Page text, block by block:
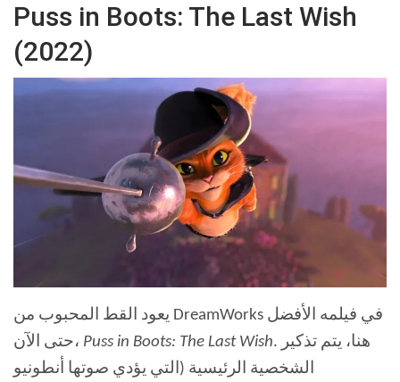
Puss in Boots: The Last Wish
(2022)
يعود القط المحبوب من DreamWorks في فيلمه الأفضل
حتى الآن، Puss in Boots: The Last Wish. هنا، يتم تذكير
الشخصية الرئيسية (التي يؤدي صوتها أنطونيو